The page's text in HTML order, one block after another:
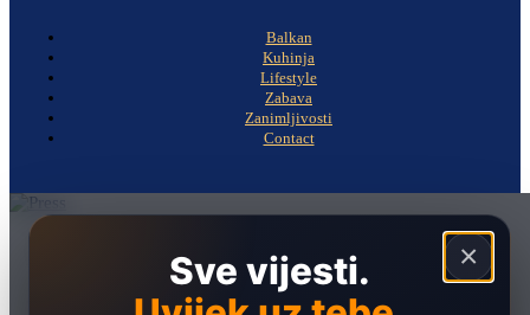
Balkan
Kuhinja
Lifestyle
Zabava
Zanimljivosti
Contact
×
Sve vijesti.